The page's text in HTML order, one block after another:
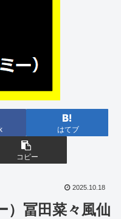
はてブ
コピー
2025.10.18
）冨田菜々風仙